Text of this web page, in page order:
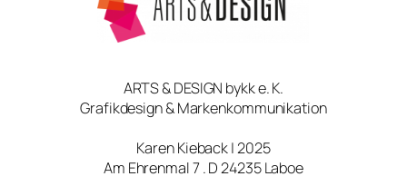
ARTS & DESIGN bykk e. K.
Grafikdesign & Markenkommunikation
Karen Kieback | 2025
Am Ehrenmal 7 . D 24235 Laboe